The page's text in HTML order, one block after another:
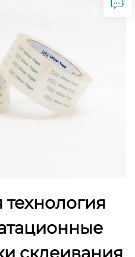
склеивания